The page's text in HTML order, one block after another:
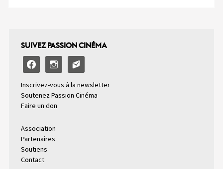
SUIVEZ PASSION CINÉMA
facebookinstagramemail-
alt2
Inscrivez-vous à la newsletter
Soutenez Passion Cinéma
Faire un don
Association
Partenaires
Soutiens
Contact